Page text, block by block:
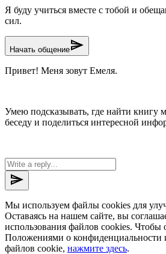
Я буду учиться вместе с тобой и
сил.
Начать общениеsend
Привет! Меня зовут Емеля.
Умею подсказывать, где найти книгу
беседу и поделиться интересной
send
Мы используем файлы cookies для
Оставаясь на нашем сайте, вы
использования файлов cookies. Чтобы
Положениями о конфиденциальности
файлов cookie, нажмите здесь.